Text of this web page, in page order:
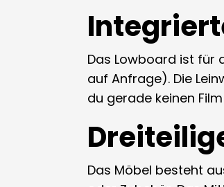
Das Lowboard ist für
auf Anfrage). Die
du gerade keinen
Das Möbel besteht